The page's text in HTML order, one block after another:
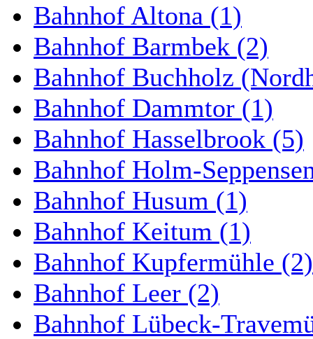
Bahnhof Altona (1)
Bahnhof Barmbek (2)
Bahnhof Buchholz
Bahnhof Dammtor (1)
Bahnhof Hasselbrook (5)
Bahnhof Holm-
Bahnhof Husum (1)
Bahnhof Keitum (1)
Bahnhof Kupfermühle (2)
Bahnhof Leer (2)
Bahnhof Lübeck-